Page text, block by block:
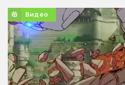
Видео